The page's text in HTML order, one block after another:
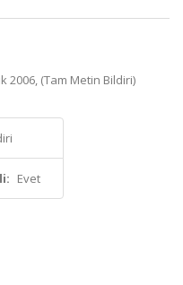
2006, (Tam Metin Bildiri)
Evet